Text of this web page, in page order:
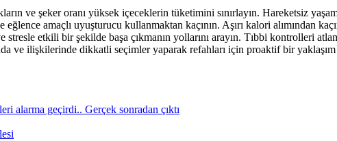
ve şeker oranı yüksek içeceklerin tüketimini sınırlayın. Hareketsiz
eğlence amaçlı uyuşturucu kullanmaktan kaçının. Aşırı kalori
stresle etkili bir şekilde başa çıkmanın yollarını arayın. Tıbbi kontrolleri
ve ilişkilerinde dikkatli seçimler yaparak refahları için proaktif bir
alarma geçirdi.. Gerçek sonradan çıktı